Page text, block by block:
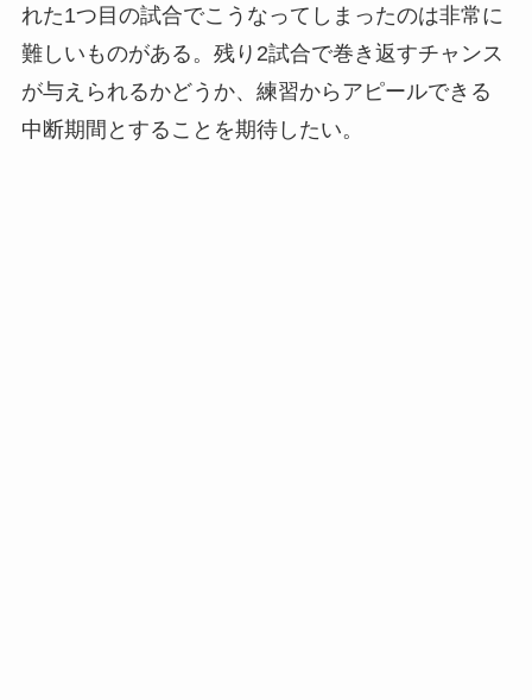
れた1つ目の試合でこうなってしまったのは非常に
難しいものがある。残り2試合で巻き返すチャンス
が与えられるかどうか、練習からアピールできる
中断期間とすることを期待したい。